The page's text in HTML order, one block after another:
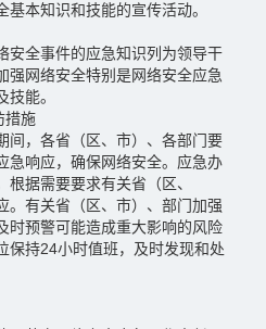
本知识和技能的宣传活动。
全事件的应急知识列为领导干
强网络安全特别是网络安全应急
能。
施
，各省（区、市）、各部门要
急响应，确保网络安全。应急办
据需要要求有关省（区、
。有关省（区、市）、部门加强
时预警可能造成重大影响的风险
保持24小时值班，及时发现和处